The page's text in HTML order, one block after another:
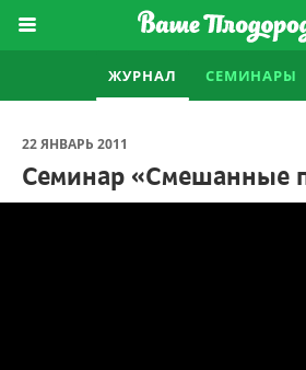
ЖУРНАЛ СЕМИНАРЫ
22 ЯНВАРЬ 2011
Семинар «Смешанные